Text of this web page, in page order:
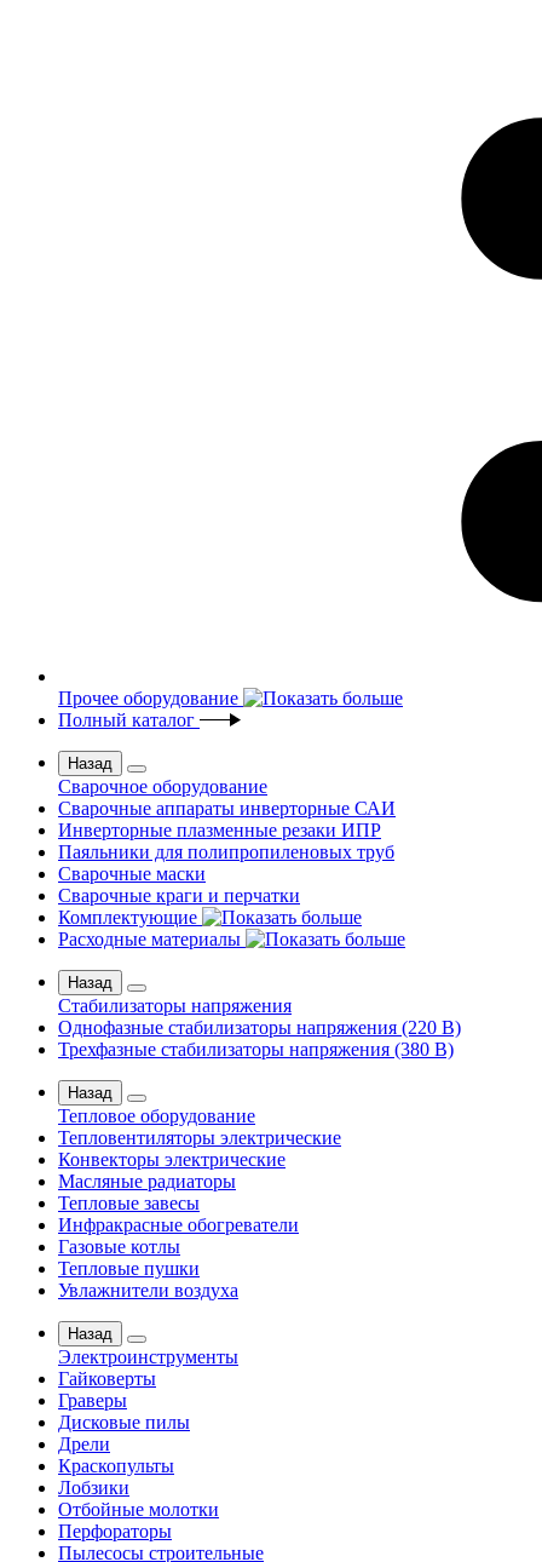
Прочее оборудование
Полный каталог
Назад
Сварочное оборудование
Сварочные аппараты инверторные САИ
Инверторные плазменные резаки ИПР
Паяльники для полипропиленовых труб
Сварочные маски
Сварочные краги и перчатки
Комплектующие
Расходные материалы
Назад
Стабилизаторы напряжения
Однофазные стабилизаторы напряжения (220 В)
Трехфазные стабилизаторы напряжения (380 В)
Назад
Тепловое оборудование
Тепловентиляторы электрические
Конвекторы электрические
Масляные радиаторы
Тепловые завесы
Инфракрасные обогреватели
Газовые котлы
Тепловые пушки
Увлажнители воздуха
Назад
Электроинструменты
Гайковерты
Граверы
Дисковые пилы
Дрели
Краскопульты
Лобзики
Отбойные молотки
Перфораторы
Пылесосы строительные